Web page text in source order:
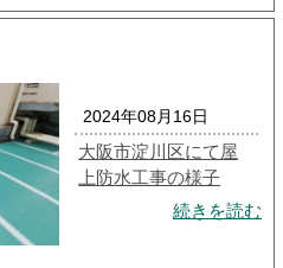
2024年08月16日
大阪市淀川区にて屋
上防水工事の様子
続きを読む